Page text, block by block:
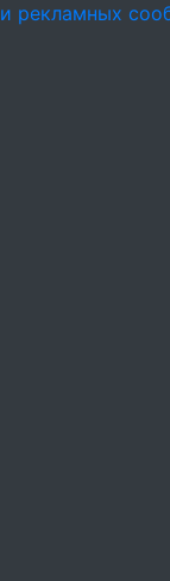
рекламных